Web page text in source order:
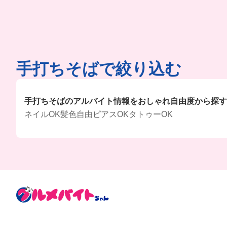
手打ちそばで絞り込む
手打ちそばのアルバイト情報をおしゃれ自由度から探す
ネイルOK髪色自由 ピアスOKタトゥーOK